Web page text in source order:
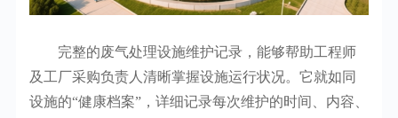
完整的废气处理设施维护记录，能够帮助工程师
及工厂采购负责人清晰掌握设施运行状况。它就如同
设施的“健康档案”，详细记录每次维护的时间、内容、